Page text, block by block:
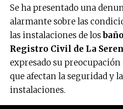
Se ha presentado una
alarmante sobre las
las instalaciones de los
Registro Civil de La
expresado su
que afectan la seguridad y
instalaciones.